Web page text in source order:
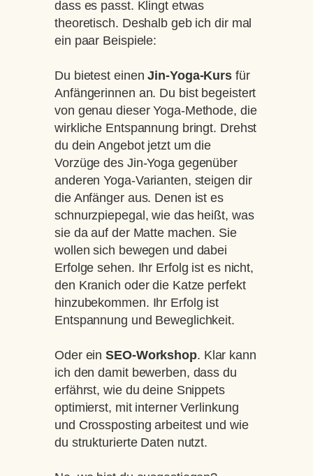
dass es passt. Klingt etwas
theoretisch. Deshalb geb ich dir mal
ein paar Beispiele:
Du bietest einenJin-Yoga-Kurs für
Anfängerinnen an. Du bist begeistert
von genau dieser Yoga-Methode, die
wirkliche Entspannung bringt. Drehst
du dein Angebot jetzt um die
Vorzüge des Jin-Yoga gegenüber
anderen Yoga-Varianten, steigen dir
die Anfänger aus. Denen ist es
schnurzpiepegal, wie das heißt, was
sie da auf der Matte machen. Sie
wollen sich bewegen und dabei
Erfolge sehen. Ihr Erfolg ist es nicht,
den Kranich oder die Katze perfekt
hinzubekommen. Ihr Erfolg ist
Entspannung und Beweglichkeit.
Oder einSEO-Workshop. Klar kann
ich den damit bewerben, dass du
erfährst, wie du deine Snippets
optimierst, mit interner Verlinkung
und Crossposting arbeitest und wie
du strukturierte Daten nutzt.